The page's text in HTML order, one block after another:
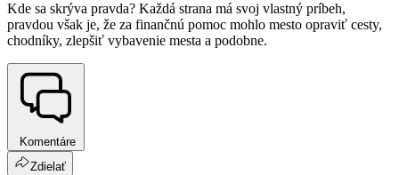
Kde sa skrýva pravda? Každá strana má svoj vlastný príbeh,
pravdou však je, že za finančnú pomoc mohlo mesto opraviť cesty,
chodníky, zlepšiť vybavenie mesta a podobne.
Komentáre
Zdielať